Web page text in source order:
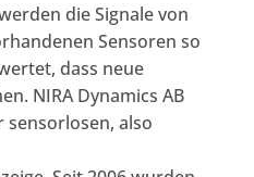
die Signale von
Sensoren so
dass neue
NIRA Dynamics AB
also